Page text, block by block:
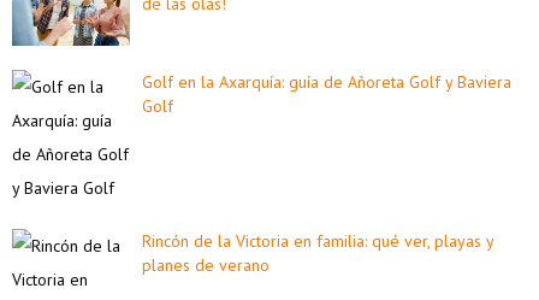
Golf en la Axarquía: guía de Añoreta Golf y Baviera
Golf
Rincón de la Victoria en familia: qué ver, playas y
planes de verano